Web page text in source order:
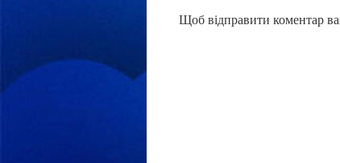
Щоб відправити коментар